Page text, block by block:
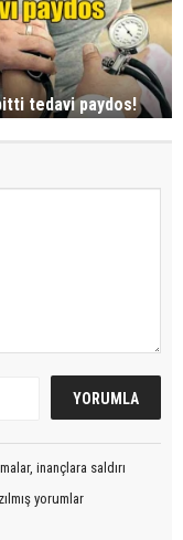
tedavi paydos!
inançlara saldırı
yorumlar